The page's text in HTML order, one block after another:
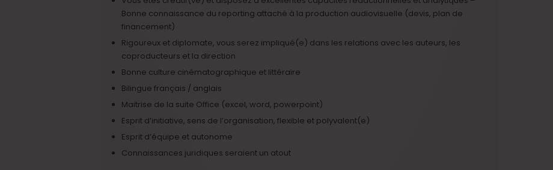
Bonne connaissance du reporting attaché à la production audiovisuelle (devis, plan de
financement)
Rigoureux et diplomate, vous serez impliqué(e) dans les relations avec les auteurs, les
coproducteurs et la direction
Bonne culture cinématographique et littéraire
Bilingue français / anglais
Maitrise de la suite Office (excel, word, powerpoint)
Esprit d’initiative, sens de l’organisation, flexible et polyvalent(e)
Esprit d’équipe et autonome
Connaissances juridiques seraient un atout